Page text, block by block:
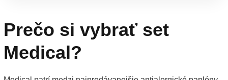
Prečo si vybrať set
Medical?